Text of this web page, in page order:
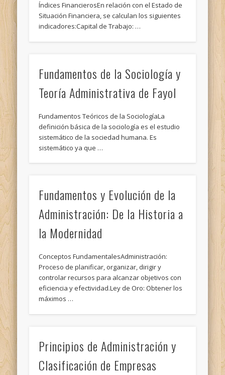
Índices FinancierosEn relación con el Estado de
Situación Financiera, se calculan los siguientes
indicadores:Capital de Trabajo: …
Fundamentos de la Sociología y
Teoría Administrativa de Fayol
Fundamentos Teóricos de la SociologíaLa
definición básica de la sociología es el estudio
sistemático de la sociedad humana. Es
sistemático ya que …
Fundamentos y Evolución de la
Administración: De la Historia a
la Modernidad
Conceptos FundamentalesAdministración:
Proceso de planificar, organizar, dirigir y
controlar recursos para alcanzar objetivos con
eficiencia y efectividad.Ley de Oro: Obtener los
máximos …
Principios de Administración y
Clasificación de Empresas